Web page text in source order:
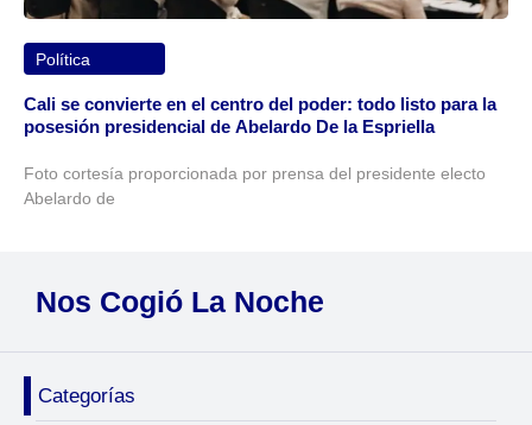
Política
Cali se convierte en el centro del poder: todo listo para la
posesión presidencial de Abelardo De la Espriella
Foto cortesía proporcionada por prensa del presidente electo
Abelardo de
Nos Cogió La Noche
Categorías